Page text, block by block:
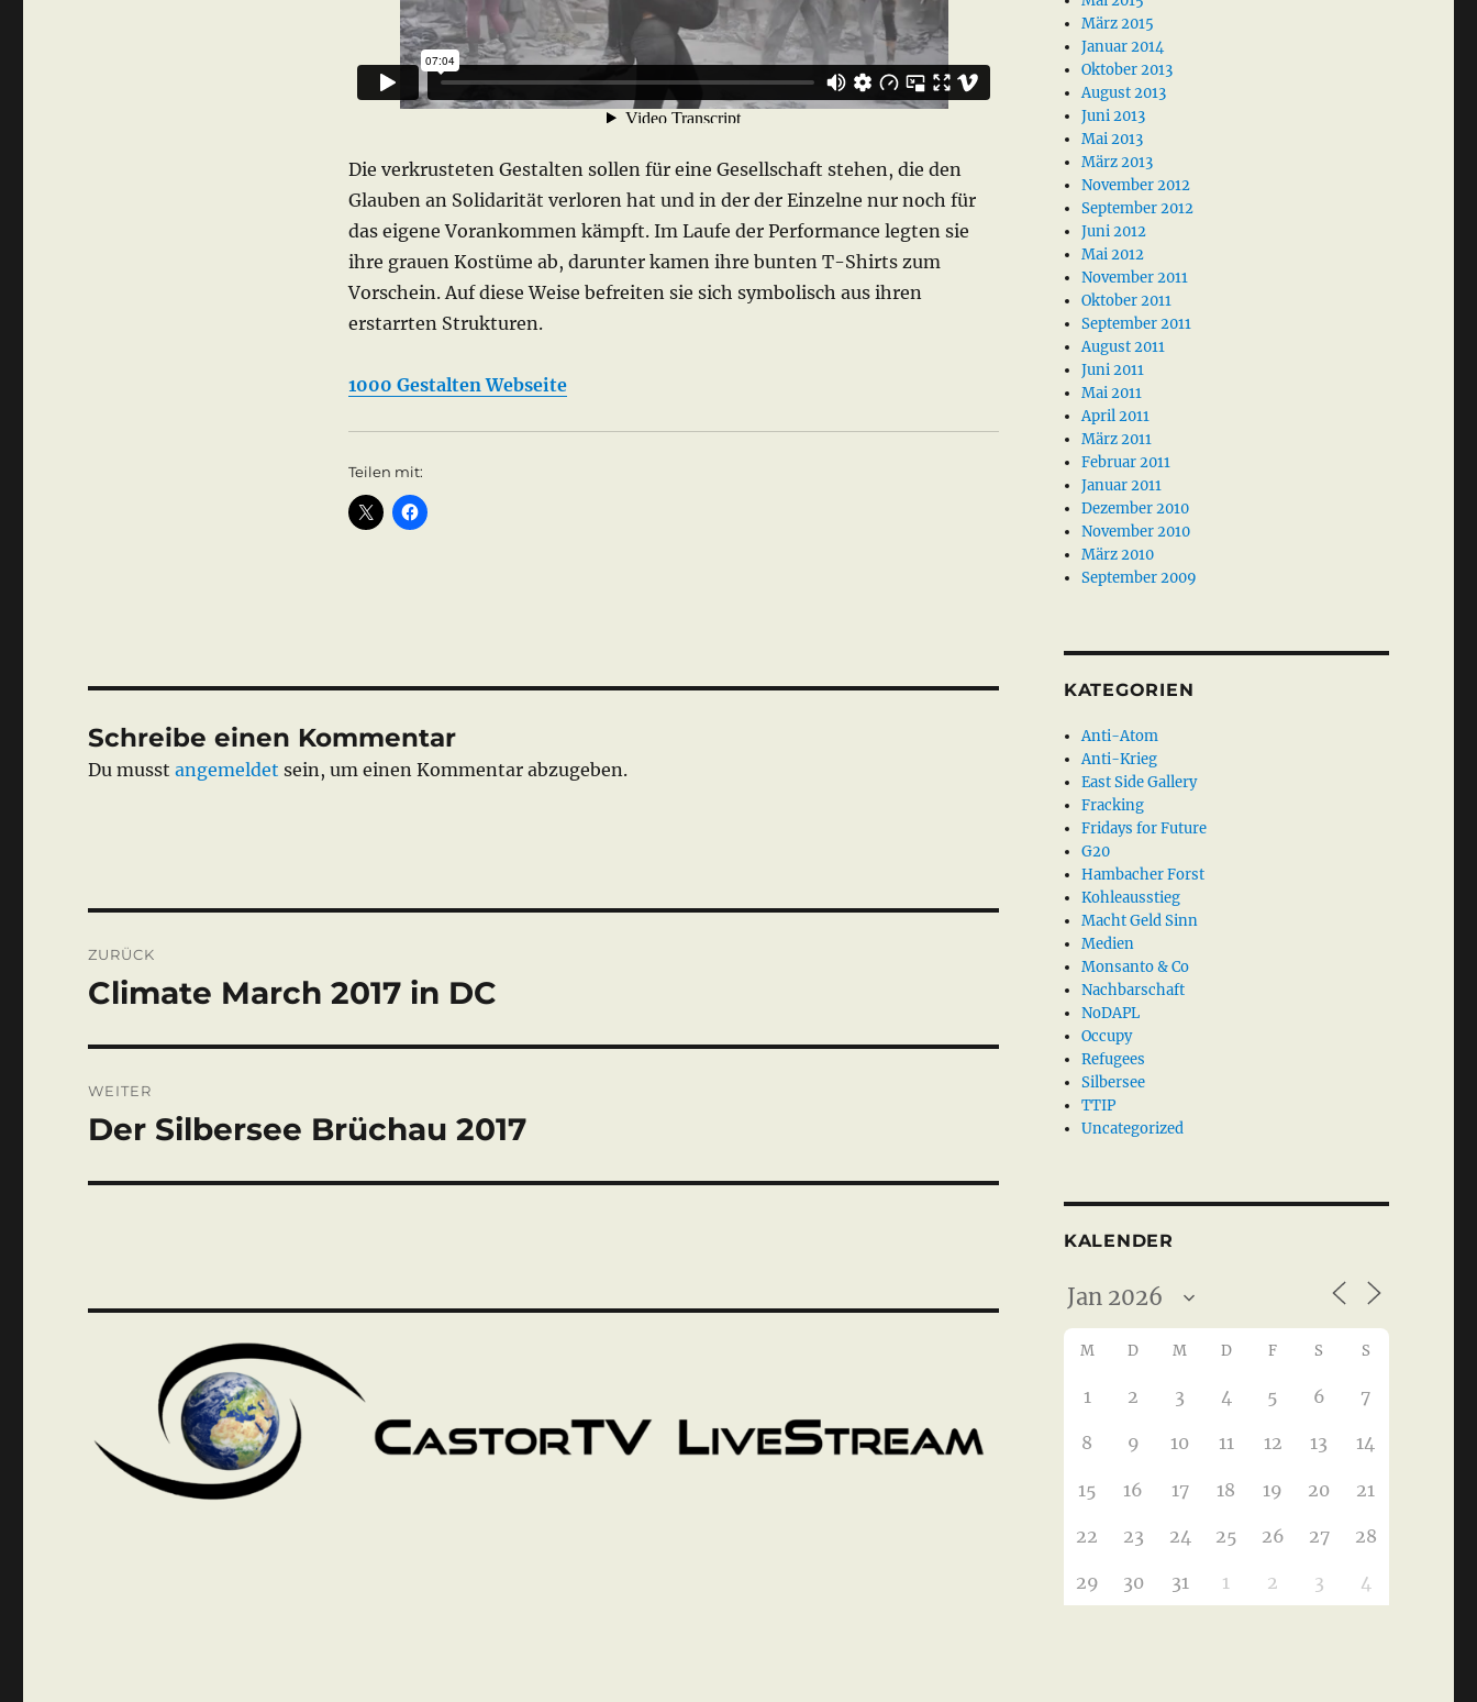
Die verkrusteten Gestalten sollen für eine Gesellschaft stehen, die den
Glauben an Solidarität verloren hat und in der der Einzelne nur noch für
das eigene Vorankommen kämpft. Im Laufe der Performance legten sie
ihre grauen Kostüme ab, darunter kamen ihre bunten T-Shirts zum
Vorschein. Auf diese Weise befreiten sie sich symbolisch aus ihren
erstarrten Strukturen.
1000 Gestalten Webseite
Teilen mit:
Schreibe einen Kommentar
Du musstangemeldet sein, um einen Kommentar abzugeben.
ZURÜCK
Vorheriger
Climate March 2017 in DC
WEITER
Nächster
Der Silbersee Brüchau 2017
März 2015
Januar 2014
Oktober 2013
August 2013
Juni 2013
Mai 2013
März 2013
November 2012
September 2012
Juni 2012
Mai 2012
November 2011
Oktober 2011
September 2011
August 2011
Juni 2011
Mai 2011
April 2011
März 2011
Februar 2011
Januar 2011
Dezember 2010
November 2010
März 2010
September 2009
KATEGORIEN
Anti-Atom
Anti-Krieg
East Side Gallery
Fracking
Fridays for Future
G20
Hambacher Forst
Kohleausstieg
Macht Geld Sinn
Medien
Monsanto & Co
Nachbarschaft
NoDAPL
Occupy
Refugees
Silbersee
TTIP
Uncategorized
KALENDER
M D M D F S S
1 2 3 4 5 6 7
8 9 10 11 12 13 14
15 16 17 18 19 20 21
22 23 24 25 26 27 28
29 30 31 1 2 3 4